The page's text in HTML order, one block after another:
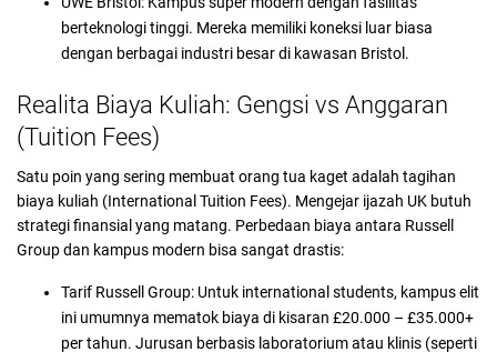
berteknologi tinggi. Mereka memiliki koneksi luar biasa
dengan berbagai industri besar di kawasan Bristol.
Realita Biaya Kuliah: Gengsi vs Anggaran
(Tuition Fees)
Satu poin yang sering membuat orang tua kaget adalah tagihan
biaya kuliah (International Tuition Fees). Mengejar ijazah UK butuh
strategi finansial yang matang. Perbedaan biaya antara Russell
Group dan kampus modern bisa sangat drastis:
Tarif Russell Group: Untuk international students, kampus elit
ini umumnya mematok biaya di kisaran £20.000 – £35.000+
per tahun. Jurusan berbasis laboratorium atau klinis (seperti